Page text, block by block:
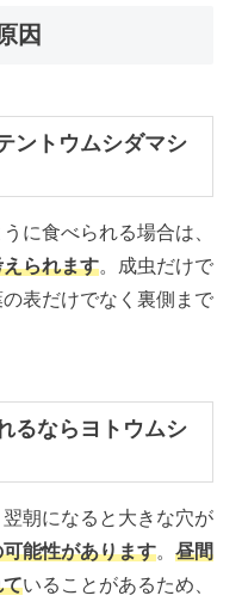
因
ントウムシダマシ
に食べられる場合は、
られます。成虫だけで
表だけでなく裏側まで
るならヨトウムシ
朝になると大きな穴が
能性があります。 昼間
ていることがあるため、